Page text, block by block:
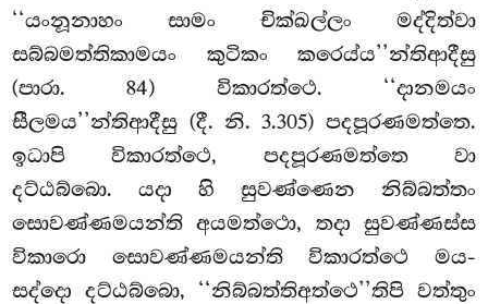
‘‘යංනූනාහං සාමං චික්ඛල්ලං මද්දිත්වා
සබ්බමත්තිකාමයං කුටිකං කරෙය්ය’’න්තිආදීසු
(පාරා. 84) විකාරත්ථෙ. ‘‘දානමයං
සීලමය’’න්තිආදීසු (දී. නි. 3.305) පදපූරණමත්තෙ.
ඉධාපි විකාරත්ථෙ, පදපූරණමත්තෙ වා
දට්ඨබ්බො. යදා හි සුවණ්ණෙන නිබ්බත්තං
සොවණ්ණමයන්ති අයමත්ථො, තදා සුවණ්ණස්ස
විකාරො සොවණ්ණමයන්ති විකාරත්ථෙ මය-
සද්දො දට්ඨබ්බො, ‘‘නිබ්බත්තිඅත්ථෙ’’තිපි වත්තුං